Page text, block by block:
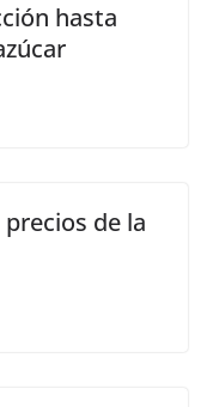
hasta
de la